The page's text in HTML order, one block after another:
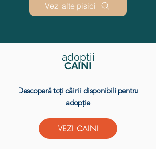
Vezi alte pisici
adoptii
CAINI
Descoperă toți câinii disponibili pentru
adopție
VEZI CAINI